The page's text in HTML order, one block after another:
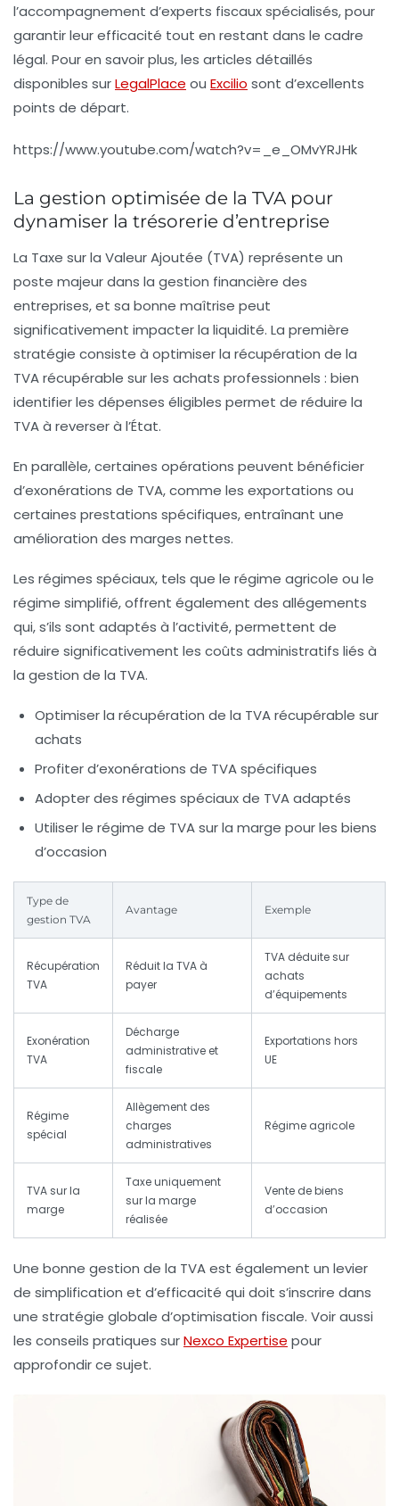
l’accompagnement d’experts fiscaux spécialisés, pour
garantir leur efficacité tout en restant dans le cadre
légal. Pour en savoir plus, les articles détaillés
disponibles surLegalPlace ou Excilio sont d’excellents
points de départ.
https://www.youtube.com/watch?v=_e_OMvYRJHk
La gestion optimisée de la TVA pour
dynamiser la trésorerie d’entreprise
La Taxe sur la Valeur Ajoutée (TVA) représente un
poste majeur dans la gestion financière des
entreprises, et sa bonne maîtrise peut
significativement impacter la liquidité. La première
stratégie consiste à optimiser la récupération de la
TVA récupérable sur les achats professionnels : bien
identifier les dépenses éligibles permet de réduire la
TVA à reverser à l’État.
En parallèle, certaines opérations peuvent bénéficier
d’exonérations de TVA, comme les exportations ou
certaines prestations spécifiques, entraînant une
amélioration des marges nettes.
Les régimes spéciaux, tels que le régime agricole ou le
régime simplifié, offrent également des allégements
qui, s’ils sont adaptés à l’activité, permettent de
réduire significativement les coûts administratifs liés à
la gestion de la TVA.
Optimiser la récupération de la TVA récupérable sur
achats
Profiter d’exonérations de TVA spécifiques
Adopter des régimes spéciaux de TVA adaptés
Utiliser le régime de TVA sur la marge pour les biens
d’occasion
Type de
gestion TVA
Avantage Exemple
Récupération
TVA
Réduit la TVA à
payer
TVA déduite sur
achats
d’équipements
Exonération
TVA
Décharge
administrative et
fiscale
Exportations hors
UE
Régime
spécial
Allègement des
charges
administratives
Régime agricole
TVA sur la
marge
Taxe uniquement
sur la marge
réalisée
Vente de biens
d’occasion
Une bonne gestion de la TVA est également un levier
de simplification et d’efficacité qui doit s’inscrire dans
une stratégie globale d’optimisation fiscale. Voir aussi
les conseils pratiques surNexco Expertise pour
approfondir ce sujet.